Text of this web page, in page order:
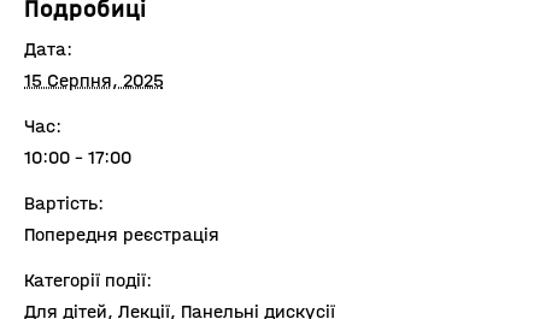
Подробиці
Дата:
15 Серпня, 2025
Час:
10:00 - 17:00
Вартість:
Попередня реєстрація
Категорії події:
Для дітей, Лекції, Панельні дискусії